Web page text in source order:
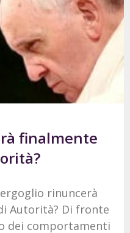
finalmente
rinuncerà
Autorità? Di fronte
dei comportamenti